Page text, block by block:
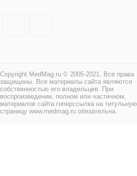
Copyright MedMag.ru © 2005-2021. Все права
защищены. Все материалы сайта являются
собственностью его владельцев. При
воспроизведении, полном или частичном,
материалов сайта гиперссылка на титульную
страницу www.medmag.ru обязательна.